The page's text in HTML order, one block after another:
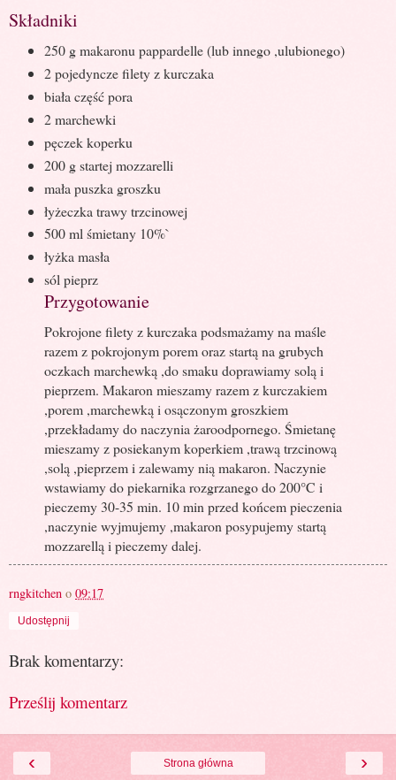
Składniki
250 g makaronu pappardelle (lub innego ,ulubionego)
2 pojedyncze filety z kurczaka
biała część pora
2 marchewki
pęczek koperku
200 g startej mozzarelli
mała puszka groszku
łyżeczka trawy trzcinowej
500 ml śmietany 10%`
łyżka masła
sól pieprz
Przygotowanie
Pokrojone filety z kurczaka podsmażamy na maśle
razem z pokrojonym porem oraz startą na grubych
oczkach marchewką ,do smaku doprawiamy solą i
pieprzem. Makaron mieszamy razem z kurczakiem
,porem ,marchewką i osączonym groszkiem
,przekładamy do naczynia żaroodpornego. Śmietanę
mieszamy z posiekanym koperkiem ,trawą trzcinową
,solą ,pieprzem i zalewamy nią makaron. Naczynie
wstawiamy do piekarnika rozgrzanego do 200°C i
pieczemy 30-35 min. 10 min przed końcem pieczenia
,naczynie wyjmujemy ,makaron posypujemy startą
mozzarellą i pieczemy dalej.
rngkitchen o 09:17
Udostępnij
Brak komentarzy:
Prześlij komentarz
‹ ›
Strona główna